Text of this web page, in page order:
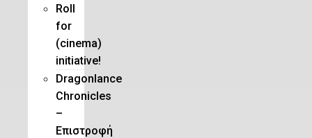
Roll
for
(cinema)
initiative!
Dragonlance
Chronicles
–
Eπιστροφή